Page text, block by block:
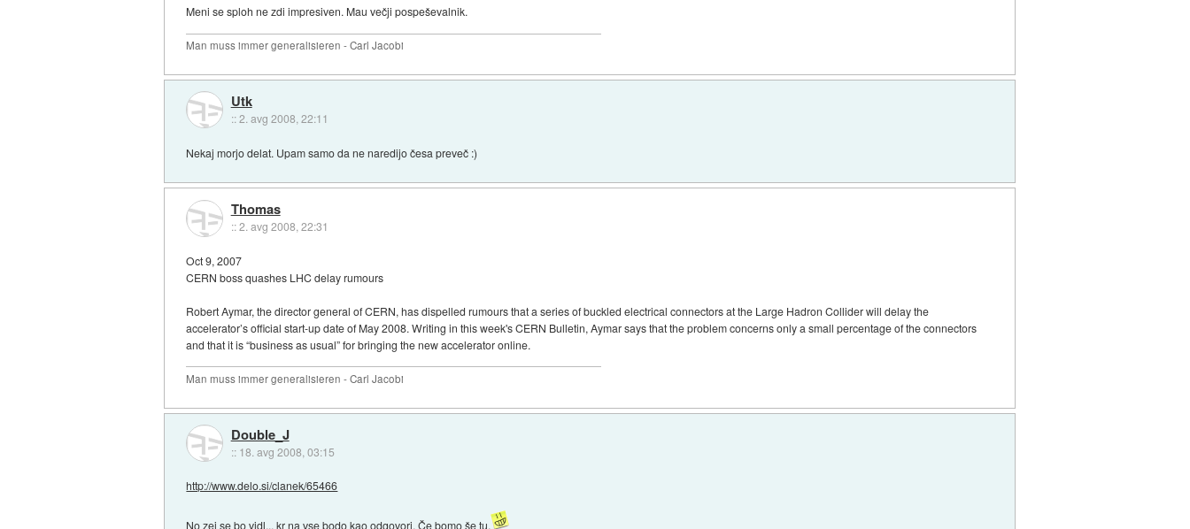
Meni se sploh ne zdi impresiven. Mau večji pospeševalnik.
Man muss immer generalisieren - Carl Jacobi
Utk
::2. avg 2008, 22:11
Nekaj morjo delat. Upam samo da ne naredijo česa preveč :)
Thomas
::2. avg 2008, 22:31
Oct 9, 2007
CERN boss quashes LHC delay rumours
Robert Aymar, the director general of CERN, has dispelled rumours that a series of buckled electrical connectors at the Large Hadron Collider will delay the
accelerator’s official start-up date of May 2008. Writing in this week's CERN Bulletin, Aymar says that the problem concerns only a small percentage of the connectors
and that it is “business as usual” for bringing the new accelerator online.
Man muss immer generalisieren - Carl Jacobi
Double_J
:: 18. avg 2008, 03:15
http://www.delo.si/clanek/65466
No zej se bo vidl... kr na vse bodo kao odgovori. Če bomo še tu.